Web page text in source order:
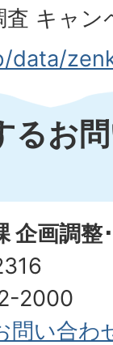
キャン
data/
るお
企画調整
2000
問い合わ